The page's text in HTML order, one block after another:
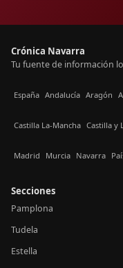
Crónica Navarra
Tu fuente de información
España Andalucía Aragón
Castilla La-Mancha Castilla y
Madrid Murcia Navarra
Secciones
Pamplona
Tudela
Estella